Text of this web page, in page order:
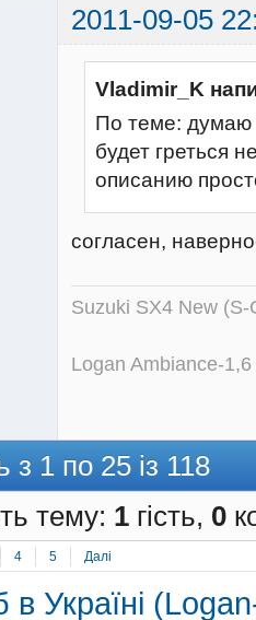
2011-09-05
Vladimir_K
По теме: думаю
будет греться
описанию
согласен,
Suzuki SX4 New (S-
Logan Ambiance-
з 1 по 25 із 118
тему: 1 гість, 0
4 5 Далі
в Україні